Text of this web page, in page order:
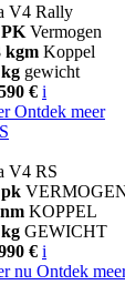
V4 Rally
PK Vermogen
kgm Koppel
gewicht
€ i
Ontdek meer
V4 RS
pk
KOPPEL
GEWICHT
€ i
nu Ontdek